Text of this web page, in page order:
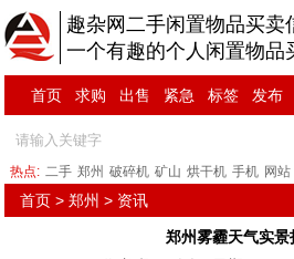
趣杂网二手闲置物品买卖
一个有趣的个人闲置物品
首页 求购 出售 紧急 标签 发布
热点: 二手 郑州 破碎机 矿山 烘干机 手机 网站
首页 >郑州 > 资讯
郑州雾霾天气实景